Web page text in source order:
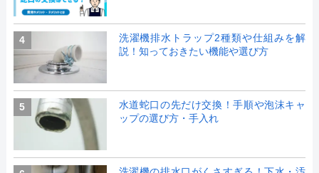
4
洗濯機排水トラップ2種類や仕組みを解
説！知っておきたい機能や選び方
5
水道蛇口の先だけ交換！手順や泡沫キャ
ップの選び方・手入れ